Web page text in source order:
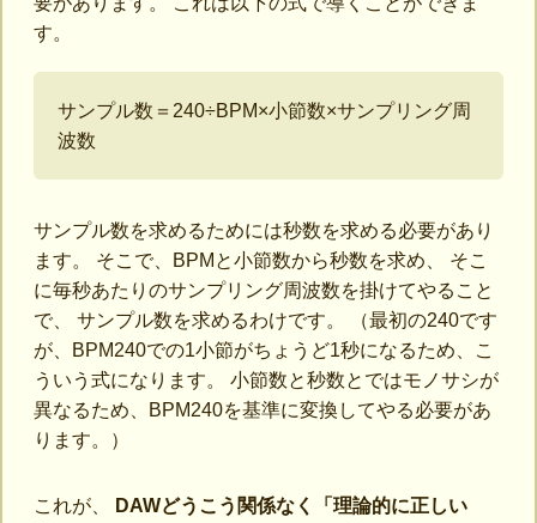
す。
サンプル数＝240÷BPM×小節数×サンプリング周
波数
サンプル数を求めるためには秒数を求める必要があり
ます。 そこで、BPMと小節数から秒数を求め、 そこ
に毎秒あたりのサンプリング周波数を掛けてやること
で、 サンプル数を求めるわけです。 （最初の240です
が、BPM240での1小節がちょうど1秒になるため、こ
ういう式になります。 小節数と秒数とではモノサシが
異なるため、BPM240を基準に変換してやる必要があ
ります。）
これが、
DAWどうこう関係なく「理論的に正しい